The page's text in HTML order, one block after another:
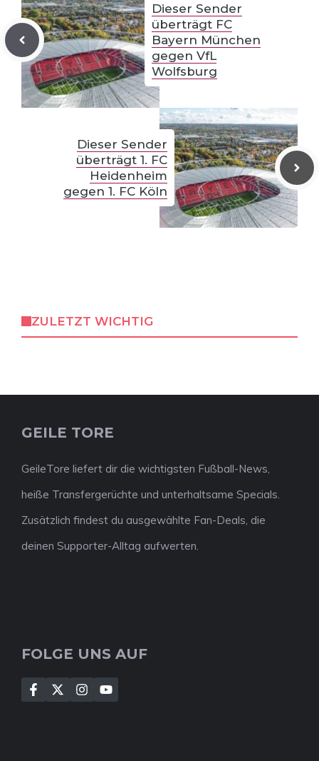
Dieser Sender
überträgt FC
Bayern München
gegen VfL
Wolfsburg
Dieser Sender
überträgt 1. FC
Heidenheim
gegen 1. FC Köln
ZULETZT WICHTIG
GEILE TORE
GeileTore liefert dir die wichtigsten Fußball-News,
heiße Transfergerüchte und unterhaltsame Specials.
Zusätzlich findest du ausgewählte Fan-Deals, die
deinen Supporter-Alltag aufwerten.
FOLGE UNS AUF